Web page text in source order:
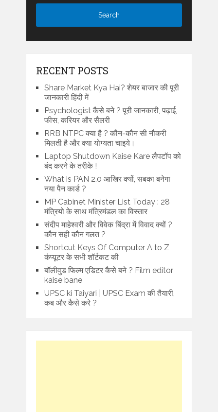
RECENT POSTS
Share Market Kya Hai? शेयर बाजार की पूरी
जानकारी हिंदी में
Psychologist कैसे बने ? पूरी जानकारी, पढ़ाई,
फीस, करियर और सैलरी
RRB NTPC क्या है ? कौन-कौन सी नौकरी
मिलती है और क्या योग्यता चाइये।
Laptop Shutdown Kaise Kare लैपटॉप को
बंद करने के तरीके !
What is PAN 2.0 आखिर क्यों, सबका बनेगा
नया पैन कार्ड ?
MP Cabinet Minister List Today : 28
मंत्रियो के साथ मंत्रिमंडल का विस्तार
संदीप माहेश्वरी और विवेक बिंद्रा में विवाद क्यों ?
कौन सही कौन गलत ?
Shortcut Keys Of Computer A to Z
कंप्यूटर के सभी शॉर्टकट की
बॉलीवुड फिल्म एडिटर कैसे बने ? Film editor
kaise bane
UPSC ki Taiyari | UPSC Exam की तैयारी,
कब और कैसे करे ?